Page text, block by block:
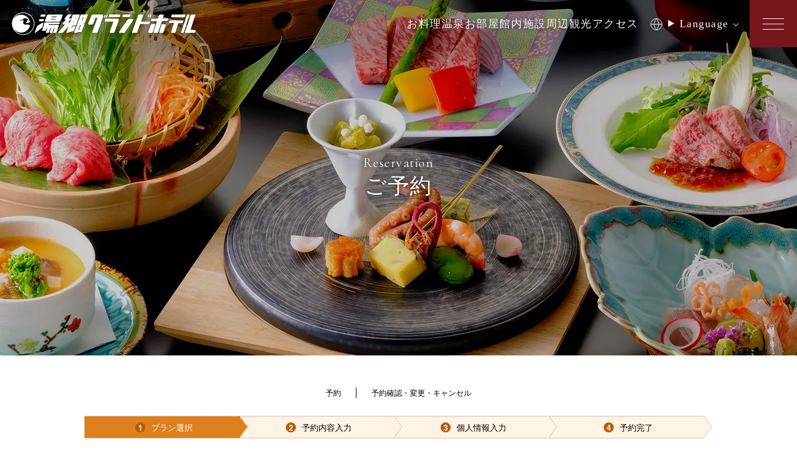
お料理温泉お部屋館内施設周辺観光アクセス Language
0868-72-0395
HOME
お料理
温泉
お部屋
館内施設
周辺観光
アクセス
湯郷温泉直行バス
新着情報
よくある質問
お問い合わせ
季節パンフレット
ホテルパンフレット
プライバシーポリシー
・キャンセルポリシー
宿泊予約
お部屋タイプから予約 空室カレンダーから予約 ご予約の確認・キャンセル
Reservation
ご予約
予約 予約確認・変更・キャンセル
1 プラン選択 2 予約内容入力 3 個人情報入力 4 予約完了